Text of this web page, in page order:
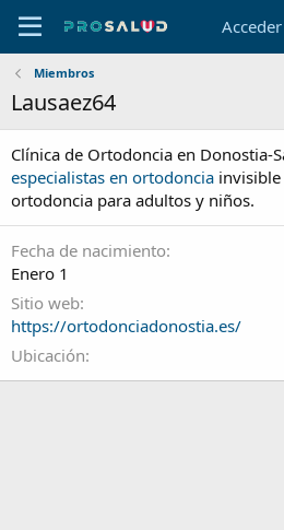
Acceder
Miembros
Lausaez64
Clínica de Ortodoncia en Donostia-
especialistas en ortodoncia
ortodoncia para adultos y niños.
Fecha de nacimiento
Enero 1
Sitio web
https://ortodonciadonostia.es/
Ubicación